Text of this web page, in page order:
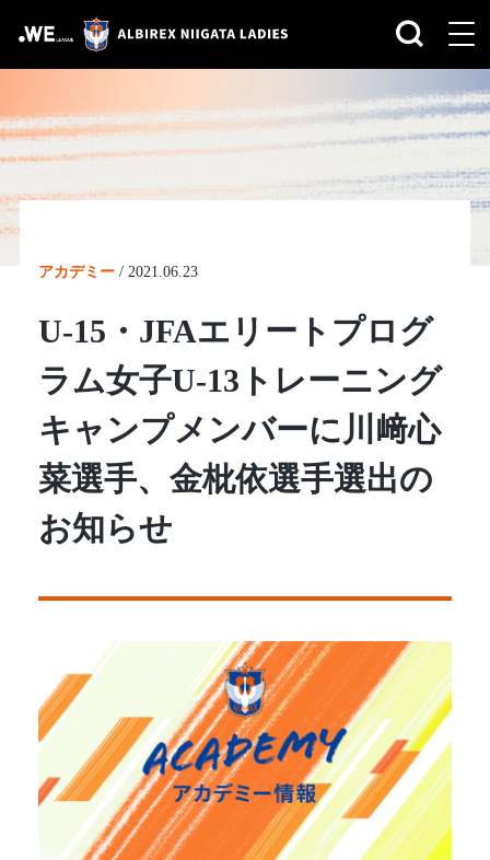
アカデミー / 2021.06.23
U-15・JFAエリートプログ
ラム女子U-13トレーニング
キャンプメンバーに川﨑心
菜選手、金枇依選手選出の
お知らせ